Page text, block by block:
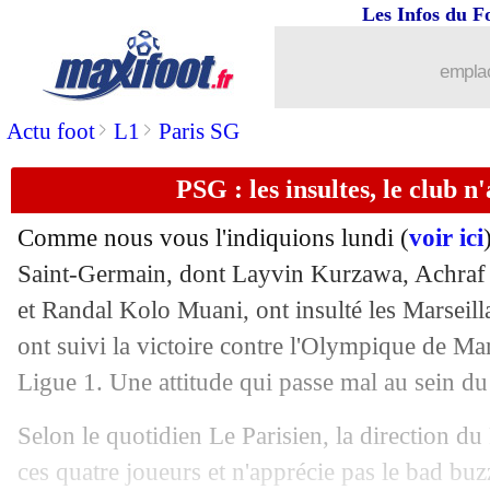
Actu foot> L1 > Paris SG
Les Infos du
PSG : les insultes, le club
Comme nous vous l'indiquions lundi (voir ici
Saint-Germain, dont Layvin Kurzawa,
et Randal Kolo Muani, ont insulté les
ont suivi la victoire contre l'Olympique de
Ligue 1. Une attitude qui passe mal au sein
Selon le quotidien Le Parisien, la direction du
ces quatre joueurs et n'apprécie pas le bad
: Pastore sous le charme d'Ugarte
26/09 Juve: la direction veut blinder Illing-
26/09 Milan: une bonne nouvelle pour
26/09 Real: Arda Güler, la tuile...
26/09 Real : la promesse d'Alaba aux
26/09 Milan : Sacchi épingle Leão
PSG : le retour de Kimpembe se